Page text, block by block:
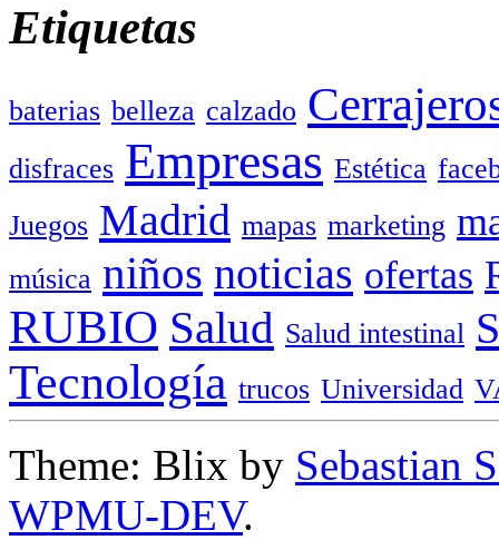
Etiquetas
baterias belleza calzado
disfraces Empresas Estética
Juegos Madrid mapas marketing
música niños noticias ofertas
RUBIO Salud Salud intestinal
Tecnología trucos Universidad
Theme: Blix by Sebastian
WPMU-DEV.